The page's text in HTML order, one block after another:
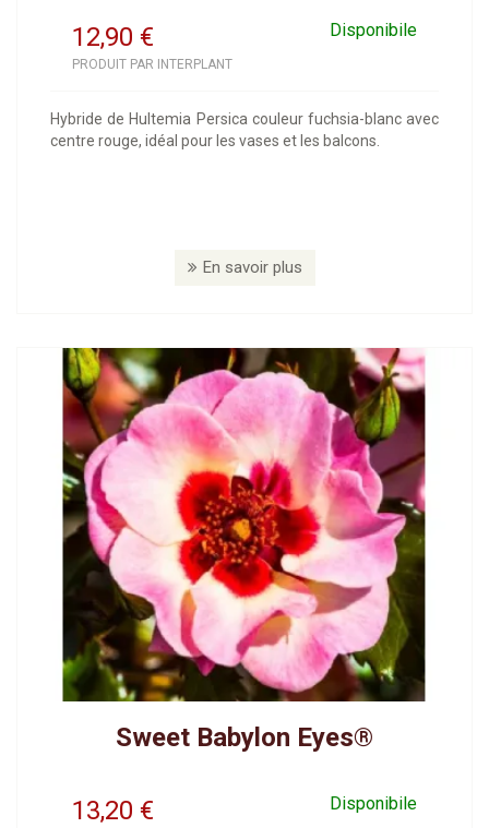
12,90 Disponibile
€
PRODUIT PAR INTERPLANT
Hybride de Hultemia Persica couleur fuchsia-blanc avec
centre rouge, idéal pour les vases et les balcons.
En savoir plus
Sweet Babylon Eyes®
13,20 Disponibile
€